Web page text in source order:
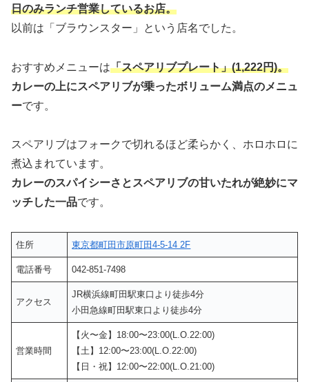
日のみランチ営業しているお店。
以前は「ブラウンスター」という店名でした。
おすすめメニューは「スペアリブプレート」(1,222円)。
カレーの上にスペアリブが乗ったボリューム満点のメニュ
ーです。
スペアリブはフォークで切れるほど柔らかく、ホロホロに
煮込まれています。
カレーのスパイシーさとスペアリブの甘いたれが絶妙にマ
ッチした一品です。
住所 東京都町田市原町田4-5-14 2F
電話番号 042-851-7498
アクセス
JR横浜線町田駅東口より徒歩4分
小田急線町田駅東口より徒歩4分
営業時間
【火〜金】18:00〜23:00(L.O.22:00)
【土】12:00〜23:00(L.O.22:00)
【日・祝】12:00〜22:00(L.O.21:00)